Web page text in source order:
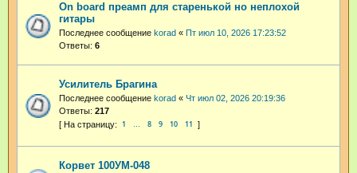
On board преамп для старенькой но неплохой
гитары
Последнее сообщение korad « Пт июл 10, 2026 17:23:52
Ответы: 6
Усилитель Брагина
Последнее сообщение korad « Чт июл 02, 2026 20:19:36
Ответы: 217
1 … 8 9 10 11
Корвет 100УМ-048